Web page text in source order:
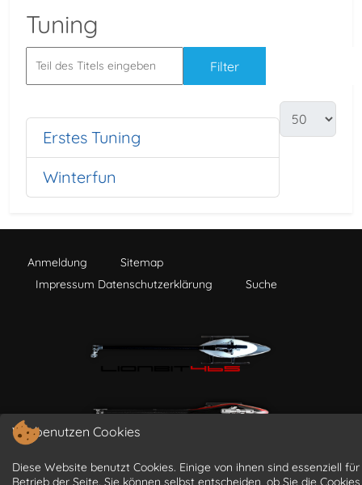
Tuning
Filter
Erstes Tuning
Winterfun
Anmeldung
Sitemap
Impressum Datenschutzerklärung
Suche
Wir benutzen Cookies
Diese Website benutzt Cookies. Einige von ihnen sind essenziell
Betrieb der Seite. Sie können selbst entscheiden, ob Sie die Cookies